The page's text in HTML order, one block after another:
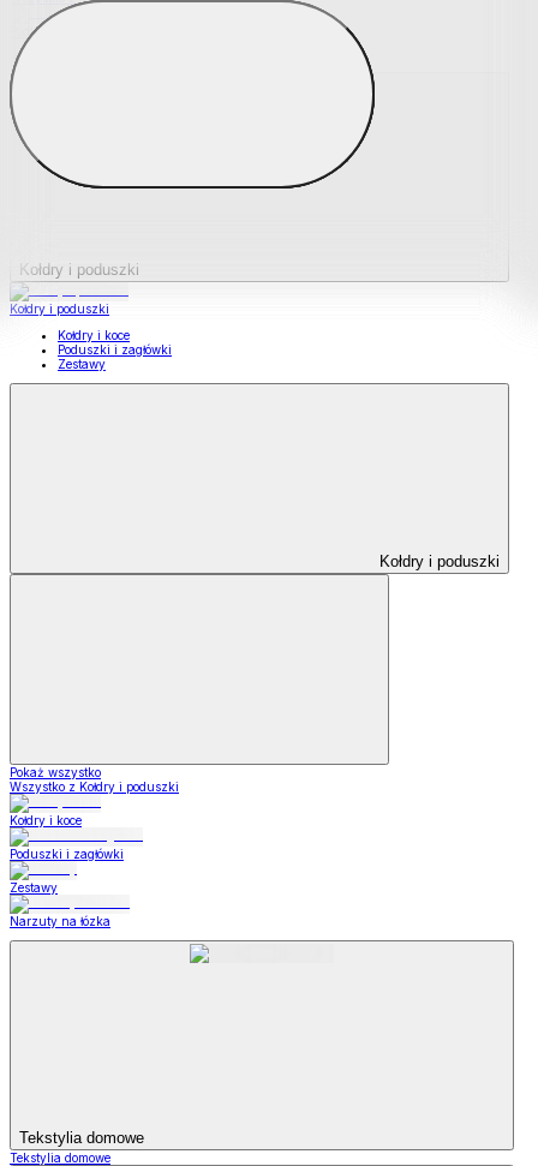
Podkładki na materace
Materace nawierzchniowe
Kołdry i poduszki
Kołdry i poduszki
Kołdry i koce
Poduszki i zagłówki
Zestawy
Kołdry i poduszki
Pokaż wszystko
Wszystko z Kołdry i poduszki
Kołdry i koce
Poduszki i zagłówki
Zestawy
Narzuty na łózka
Tekstylia domowe
Tekstylia domowe